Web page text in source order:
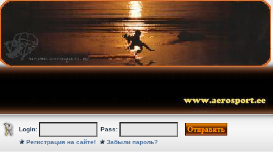
Login:
Pass:
Регистрация на сайте!
Забыли пароль?